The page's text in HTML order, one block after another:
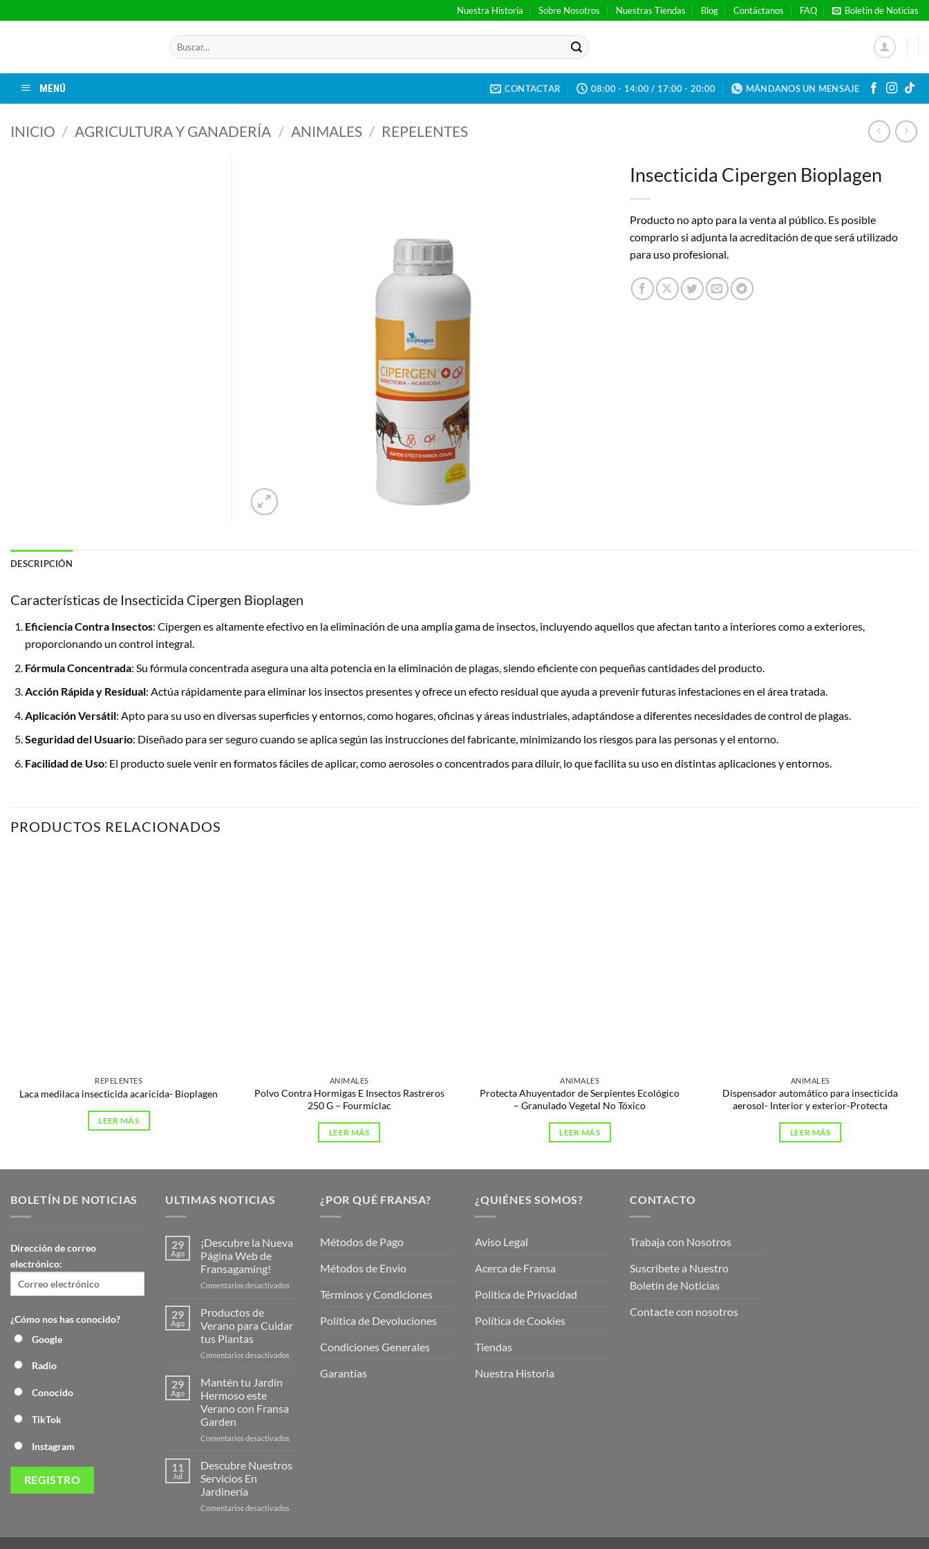
al
Nuestra Historia Sobre Nosotros Nuestras Tiendas Blog Contáctanos FAQ Boletín de Noticias
Buscar
por:
MENÚ CONTACTAR 08:00 - 14:00 / 17:00 - 20:00 MÁNDANOS UN MENSAJE
INICIO / AGRICULTURA Y GANADERÍA / ANIMALES / REPELENTES
Insecticida Cipergen Bioplagen
Producto no apto para la venta al público. Es posible
comprarlo si adjunta la acreditación de que será utilizado
para uso profesional.
DESCRIPCIÓN
Características de Insecticida Cipergen Bioplagen
Eficiencia Contra Insectos: Cipergen es altamente efectivo en la eliminación de una amplia gama de insectos, incluyendo aquellos que afectan tanto a interiores como a exteriores,
proporcionando un control integral.
Fórmula Concentrada: Su fórmula concentrada asegura una alta potencia en la eliminación de plagas, siendo eficiente con pequeñas cantidades del producto.
Acción Rápida y Residual: Actúa rápidamente para eliminar los insectos presentes y ofrece un efecto residual que ayuda a prevenir futuras infestaciones en el área tratada.
Aplicación Versátil: Apto para su uso en diversas superficies y entornos, como hogares, oficinas y áreas industriales, adaptándose a diferentes necesidades de control de plagas.
Seguridad del Usuario: Diseñado para ser seguro cuando se aplica según las instrucciones del fabricante, minimizando los riesgos para las personas y el entorno.
Facilidad de Uso: El producto suele venir en formatos fáciles de aplicar, como aerosoles o concentrados para diluir, lo que facilita su uso en distintas aplicaciones y entornos.
PRODUCTOS RELACIONADOS
REPELENTES
Laca medilaca insecticida acaricida- Bioplagen
LEER MÁS
ANIMALES
Polvo Contra Hormigas E Insectos Rastreros
250 G – Fourmiclac
LEER MÁS
ANIMALES
Protecta Ahuyentador de Serpientes Ecológico
– Granulado Vegetal No Tóxico
LEER MÁS
ANIMALES
Dispensador automático para insecticida
aerosol- Interior y exterior-Protecta
LEER MÁS
BOLETÍN DE NOTICIAS
Dirección de correo
electrónico:
¿Cómo nos has conocido?
Google
Radio
Conocido
TikTok
Instagram
ULTIMAS NOTICIAS
29
Ago
¡Descubre la Nueva
Página Web de
Fransagaming!
Comentarios desactivados
Página
29
Ago
Productos de
Verano para Cuidar
tus Plantas
Comentarios desactivados
29
Ago
Mantén tu Jardín
Hermoso este
Verano con Fransa
Garden
Comentarios desactivados
Jardín
11
Jul
Descubre Nuestros
Servicios En
Jardinería
Comentarios desactivados
¿POR QUÉ FRANSA?
Métodos de Pago
Métodos de Envio
Términos y Condiciones
Política de Devoluciones
Condiciones Generales
Garantías
¿QUIÉNES SOMOS?
Aviso Legal
Acerca de Fransa
Política de Privacidad
Política de Cookies
Tiendas
Nuestra Historia
CONTACTO
Trabaja con Nosotros
Suscríbete a Nuestro
Boletín de Noticias
Contacte con nosotros